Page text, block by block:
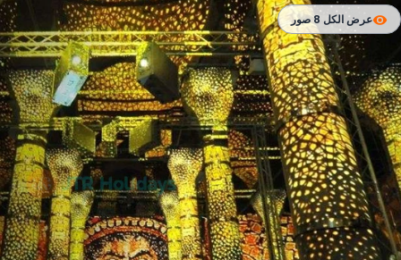
عرض الكل 8 صور